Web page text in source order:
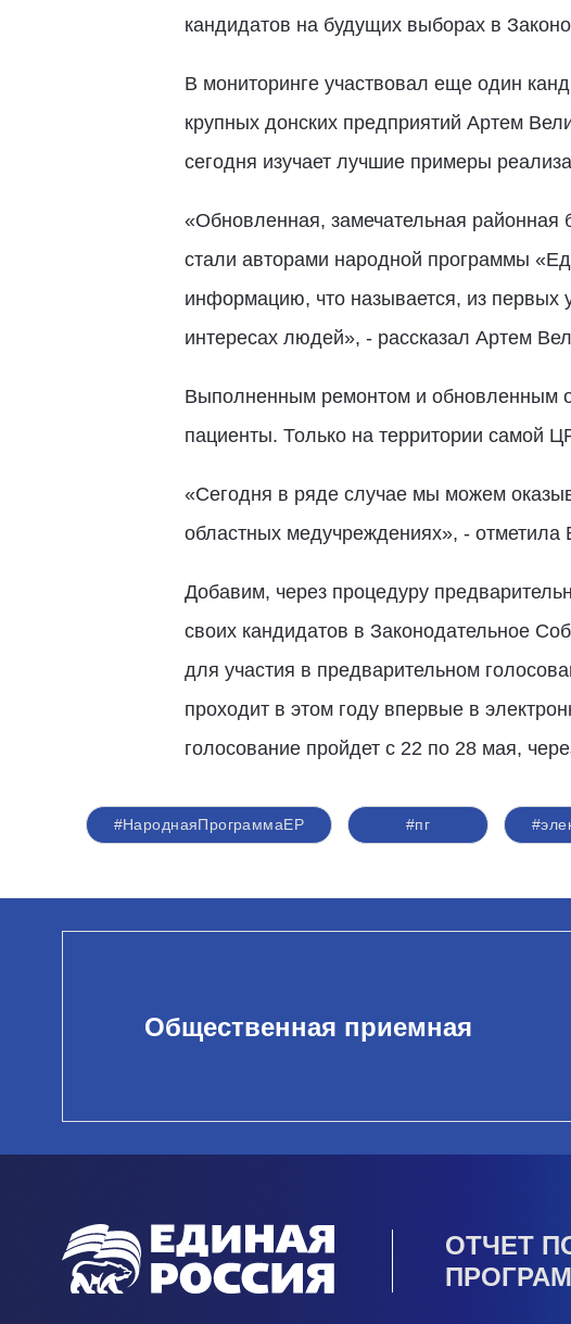
кандидатов на будущих выборах в
В мониторинге участвовал еще один
крупных донских предприятий Артем
сегодня изучает лучшие примеры
«Обновленная, замечательная
стали авторами народной программы
информацию, что называется, из первых
интересах людей», - рассказал Артем
Выполненным ремонтом и обновленным
пациенты. Только на территории самой
«Сегодня в ряде случае мы можем
областных медучреждениях», -
Добавим, через процедуру
своих кандидатов в Законодательное
для участия в предварительном
проходит в этом году впервые в
голосование пройдет с 22 по 28 мая,
#НароднаяПрограммаЕР #пг
Общественная приемная
ОТЧЕТ